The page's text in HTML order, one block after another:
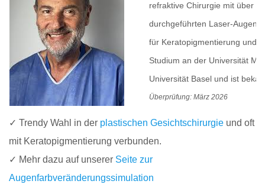
refraktive Chirurgie mit über
durchgeführten Laser-
für Keratopigmentierung und
Studium an der Universität
Universität Basel und ist
Überprüfung: März 2026
✓ Trendy Wahl in der plastischen Gesichtschirurgie und oft
mit Keratopigmentierung verbunden.
✓ Mehr dazu auf unserer Seite zur
Augenfarbveränderungssimulation